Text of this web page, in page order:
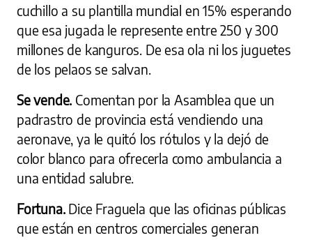
cuchillo a su plantilla mundial en 15% esperando
que esa jugada le represente entre 250 y 300
millones de kanguros. De esa ola ni los juguetes
de los pelaos se salvan.
Se vende. Comentan por la Asamblea que un
padrastro de provincia está vendiendo una
aeronave, ya le quitó los rótulos y la dejó de
color blanco para ofrecerla como ambulancia a
una entidad salubre.
Fortuna. Dice Fraguela que las oficinas públicas
que están en centros comerciales generan